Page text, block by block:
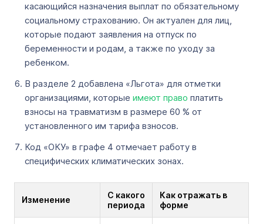
касающийся назначения выплат по обязательному
социальному страхованию. Он актуален для лиц,
которые подают заявления на отпуск по
беременности и родам, а также по уходу за
ребенком.
В разделе 2 добавлена «Льгота» для отметки
организациями, которые имеют право платить
взносы на травматизм в размере 60 % от
установленного им тарифа взносов.
Код «ОКУ» в графе 4 отмечает работу в
специфических климатических зонах.
Изменение
С какого
периода
Как отражать в
форме